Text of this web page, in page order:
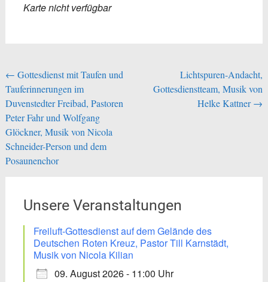
Karte nicht verfügbar
Beitragsnavigation
← Gottesdienst mit Taufen und
Tauferinnerungen im
Duvenstedter Freibad, Pastoren
Peter Fahr und Wolfgang
Glöckner, Musik von Nicola
Schneider-Person und dem
Posaunenchor
Lichtspuren-Andacht,
Gottesdienstteam, Musik von
Helke Kattner→
Unsere Veranstaltungen
Freiluft-Gottesdienst auf dem Gelände des
Deutschen Roten Kreuz, Pastor Till Karnstädt,
Musik von Nicola Kilian
09. August 2026 - 11:00 Uhr